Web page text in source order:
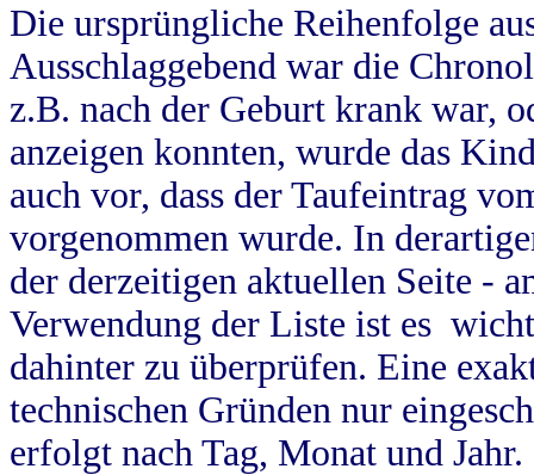
Die ursprüngliche Reihenfolge
Ausschlaggebend war die
z.B. nach der Geburt krank war,
anzeigen konnten, wurde das
auch vor, dass der Taufeintrag
vorgenommen wurde. In
der derzeitigen aktuellen Seite -
Verwendung der Liste ist es
dahinter zu überprüfen. Eine
technischen Gründen nur
erfolgt nach Tag, Monat und Jahr.